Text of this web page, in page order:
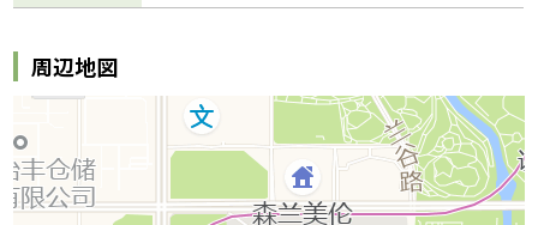
周辺地図